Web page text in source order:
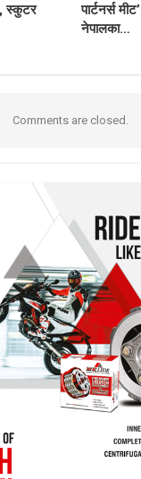
स्कुटर
पार्टनर्स
नेपालका…
Comments are closed.